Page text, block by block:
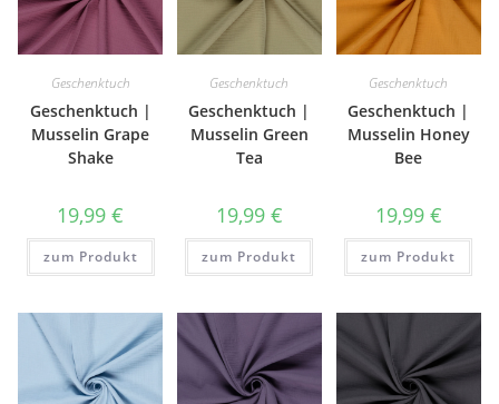
Geschenktuch
Geschenktuch |
Musselin Grape
Shake
19,99€
zum Produkt
Geschenktuch
Geschenktuch |
Musselin Green
Tea
19,99 €
zum Produkt
Geschenktuch
Geschenktuch |
Musselin Honey
Bee
19,99 €
zum Produkt